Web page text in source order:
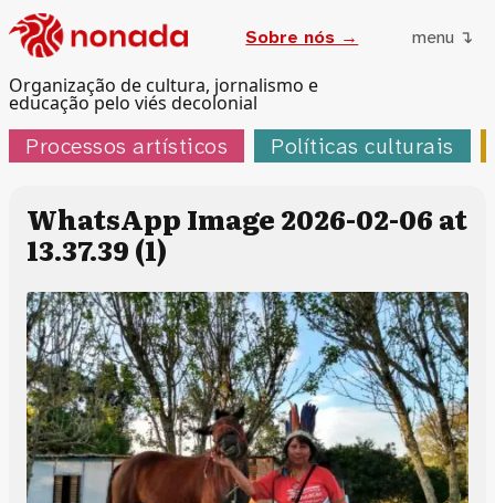
Organização de cultura, jornalismo e
educação pelo viés decolonial
Sobre nós → menu ↴
Processos artísticos Políticas culturais
WhatsApp Image 2026-02-06 at
13.37.39 (1)